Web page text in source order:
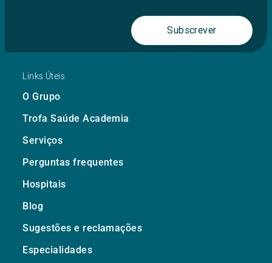
Subscrever
Links Úteis
O Grupo
Trofa Saúde Academia
Serviços
Perguntas frequentes
Hospitais
Blog
Sugestões e reclamações
Especialidades